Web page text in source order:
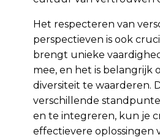
Het respecteren van
perspectieven is ook
brengt unieke
mee, en het is belangrijk
diversiteit te waarderen.
verschillende
en te integreren, kun je
effectievere oplossingen